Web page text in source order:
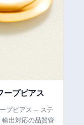
ープピアス
プピアス — ステ
出対応の品質管